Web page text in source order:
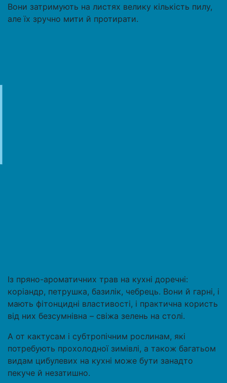
Вони затримують на листях велику кількість пилу,
але їх зручно мити й протирати.
Із пряно-ароматичних трав на кухні доречні:
коріандр, петрушка, базилік, чебрець. Вони й гарні, і
мають фітонцидні властивості, і практична користь
від них безсумнівна – свіжа зелень на столі.
А от кактусам і субтропічним рослинам, які
потребують прохолодної зимівлі, а також багатьом
видам цибулевих на кухні може бути занадто
пекуче й незатишно.